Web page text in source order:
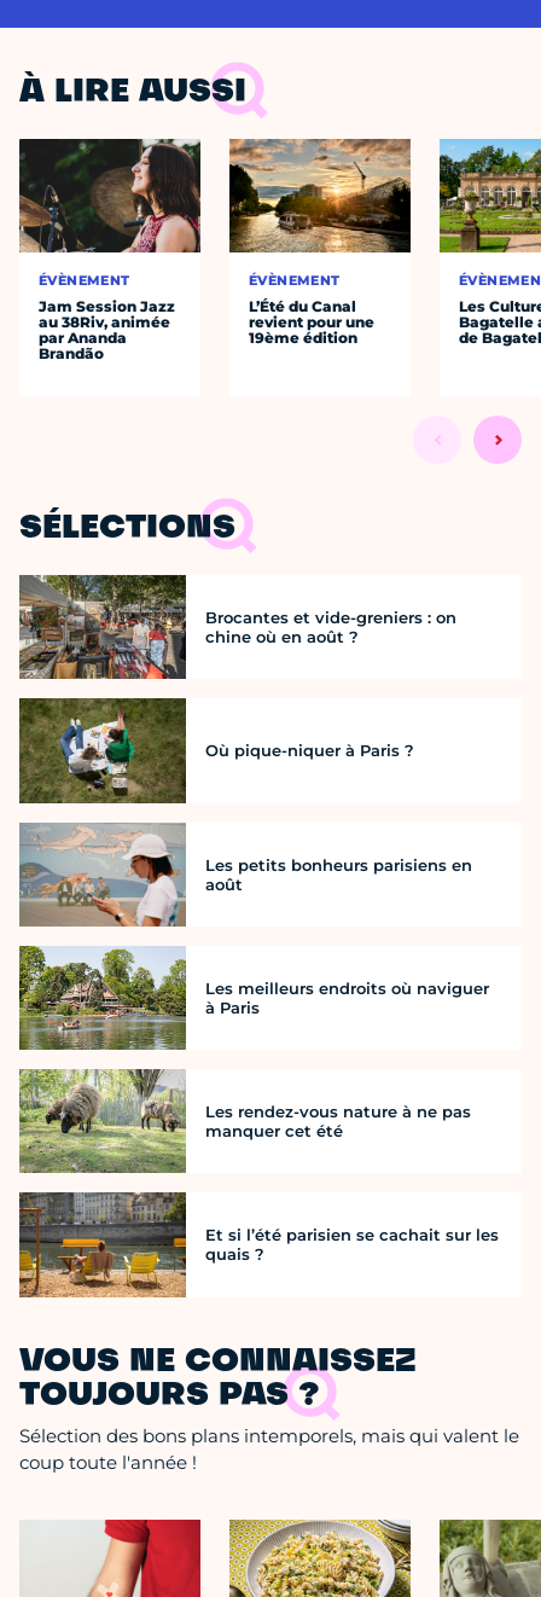
À LIRE AUSSI
ÉVÈNEMENT
Jam Session Jazz
au 38Riv, animée
par Ananda
Brandão
ÉVÈNEMENT
L’Été du Canal
revient pour une
19ème édition
Les
Bagatelle
de
SÉLECTIONS
Brocantes et vide-greniers : on
chine où en août ?
Où pique-niquer à Paris ?
Les petits bonheurs parisiens en
août
Les meilleurs endroits où naviguer
à Paris
Les rendez-vous nature à ne pas
manquer cet été
Et si l’été parisien se cachait sur les
quais ?
VOUS NE CONNAISSEZ
TOUJOURS PAS ?
Sélection des bons plans intemporels, mais qui valent le
coup toute l'année !